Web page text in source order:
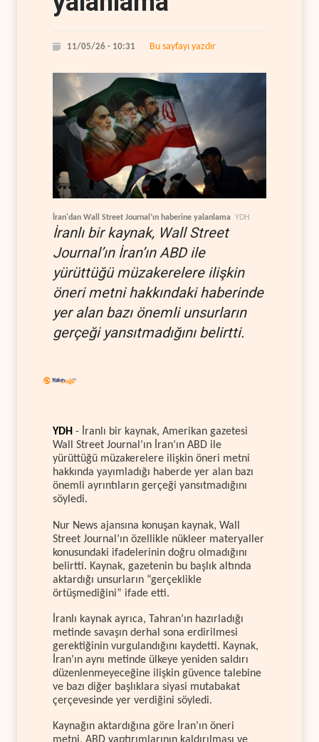
11/05/26 - 10:31 Bu sayfayı yazdır
İran'dan Wall Street Journal’ın haberine yalanlama YDH
İranlı bir kaynak, Wall Street
Journal’ın İran’ın ABD ile
yürüttüğü müzakerelere ilişkin
öneri metni hakkındaki haberinde
yer alan bazı önemli unsurların
gerçeği yansıtmadığını belirtti.
YDH - İranlı bir kaynak, Amerikan gazetesi
Wall Street Journal’ın İran’ın ABD ile
yürüttüğü müzakerelere ilişkin öneri metni
hakkında yayımladığı haberde yer alan bazı
önemli ayrıntıların gerçeği yansıtmadığını
söyledi.
Nur News ajansına konuşan kaynak, Wall
Street Journal’ın özellikle nükleer materyaller
konusundaki ifadelerinin doğru olmadığını
belirtti. Kaynak, gazetenin bu başlık altında
aktardığı unsurların “gerçeklikle
örtüşmediğini” ifade etti.
İranlı kaynak ayrıca, Tahran’ın hazırladığı
metinde savaşın derhal sona erdirilmesi
gerektiğinin vurgulandığını kaydetti. Kaynak,
İran’ın aynı metinde ülkeye yeniden saldırı
düzenlenmeyeceğine ilişkin güvence talebine
ve bazı diğer başlıklara siyasi mutabakat
çerçevesinde yer verdiğini söyledi.
Kaynağın aktardığına göre İran’ın öneri